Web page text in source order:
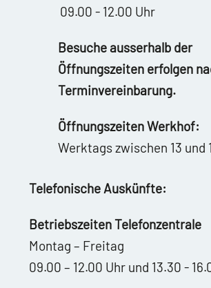
09.00 - 12.00 Uhr
Besuche ausserhalb der
Öffnungszeiten erfolgen
Terminvereinbarung.
Öffnungszeiten Werkhof:
Werktags zwischen 13 und
Telefonische Auskünfte:
Betriebszeiten Telefonzentrale
Montag – Freitag
09.00 – 12.00 Uhr und 13.30 -